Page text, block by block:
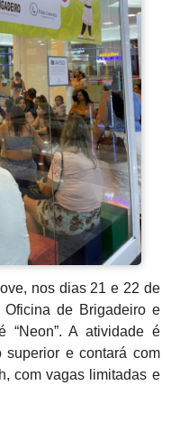
nos dias 21 e 22 de
de Brigadeiro e
“Neon”. A atividade é
superior e contará com
com vagas limitadas e